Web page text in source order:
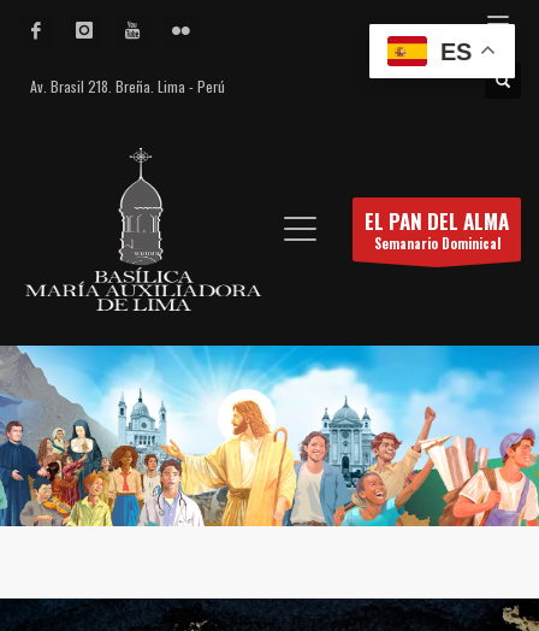
Av. Brasil 218. Breña. Lima - Perú
EL PAN DEL ALMA
Semanario Dominical
ES